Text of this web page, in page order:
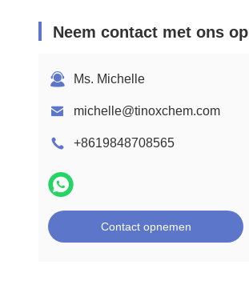
Neem contact met ons op
Ms. Michelle
michelle@tinoxchem.com
+8619848708565
Contact opnemen